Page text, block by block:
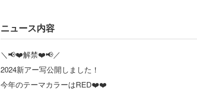
ニュース内容
＼📢❤️解禁❤️📢／
2024新アー写公開しました！
今年のテーマカラーはRED❤️❤️